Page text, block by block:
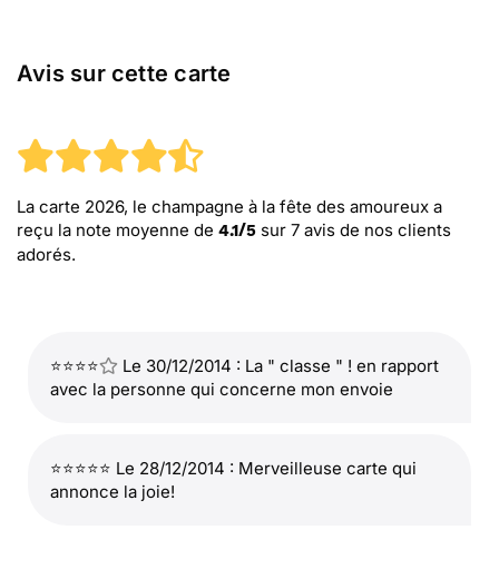
Avis sur cette carte
La carte 2026, le champagne à la fête des amoureux a
reçu la note moyenne de 4.1/5 sur 7 avis de nos clients
adorés.
⭐⭐⭐⭐
Le 30/12/2014 : La " classe " ! en rapport
avec la personne qui concerne mon envoie
⭐⭐⭐⭐⭐ Le 28/12/2014 : Merveilleuse carte qui
annonce la joie!